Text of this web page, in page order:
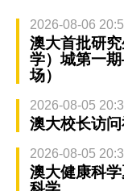
2026-08-06
澳大首批研
学）城第一
场）
2026-08-05
澳大校长访
2026-08-05
澳大健康科